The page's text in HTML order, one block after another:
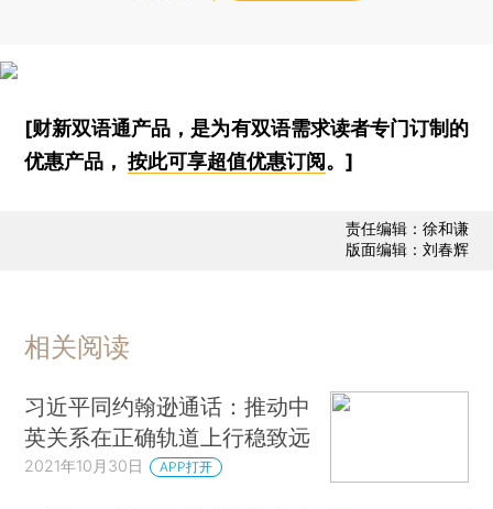
[财新双语通产品，是为有双语需求读者专门订制的
优惠产品，按此可享超值优惠订阅 。]
责任编辑：徐和谦
版面编辑：刘春辉
相关阅读
习近平同约翰逊通话：推动中
英关系在正确轨道上行稳致远
2021年10月30日 APP打开